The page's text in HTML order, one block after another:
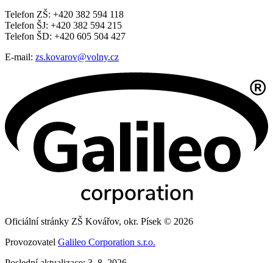
Telefon ZŠ: +420 382 594 118
Telefon ŠJ: +420 382 594 215
Telefon ŠD: +420 605 504 427
E-mail: zs.kovarov@volny.cz
Oficiální stránky ZŠ Kovářov, okr. Písek © 2026
Provozovatel Galileo Corporation s.r.o.